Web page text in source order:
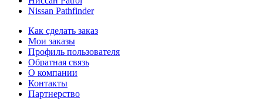
Nissan Pathfinder
Как сделать заказ
Мои заказы
Профиль пользователя
Обратная связь
О компании
Контакты
Партнерство